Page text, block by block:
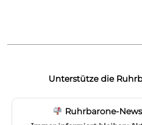
Unterstütze die
Ruhrbarone-